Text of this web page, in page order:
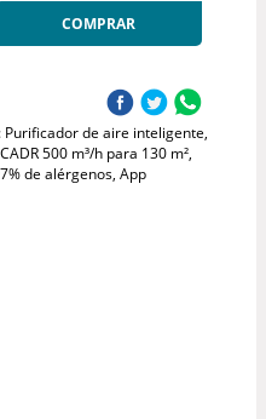
COMPRAR
Purificador de aire inteligente,
500 m³/h para 130 m²,
de alérgenos, App